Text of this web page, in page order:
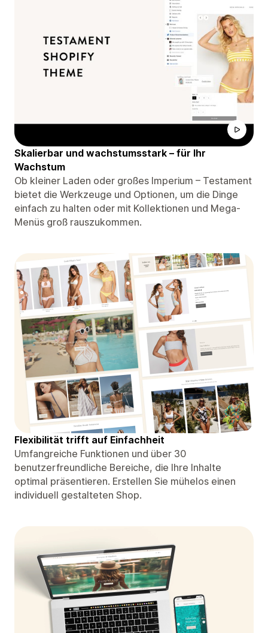
Skalierbar und wachstumsstark – für Ihr
Wachstum
Ob kleiner Laden oder großes Imperium – Testament
bietet die Werkzeuge und Optionen, um die Dinge
einfach zu halten oder mit Kollektionen und Mega-
Menüs groß rauszukommen.
Flexibilität trifft auf Einfachheit
Umfangreiche Funktionen und über 30
benutzerfreundliche Bereiche, die Ihre Inhalte
optimal präsentieren. Erstellen Sie mühelos einen
individuell gestalteten Shop.